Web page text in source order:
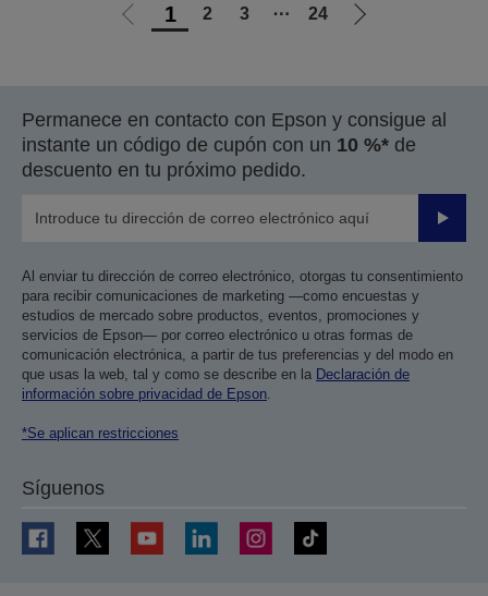
Ir
anterior
1 2 3 ⋯ 24
Ir
siguiente
Permanece en contacto con Epson y consigue al
instante un código de cupón con un 10 %* de
descuento en tu próximo pedido.
Enviar
Al enviar tu dirección de correo electrónico, otorgas tu consentimiento
para recibir comunicaciones de marketing —como encuestas y
estudios de mercado sobre productos, eventos, promociones y
servicios de Epson— por correo electrónico u otras formas de
comunicación electrónica, a partir de tus preferencias y del modo en
que usas la web, tal y como se describe en la Declaración de
información sobre privacidad de Epson.
*Se aplican restricciones
Síguenos